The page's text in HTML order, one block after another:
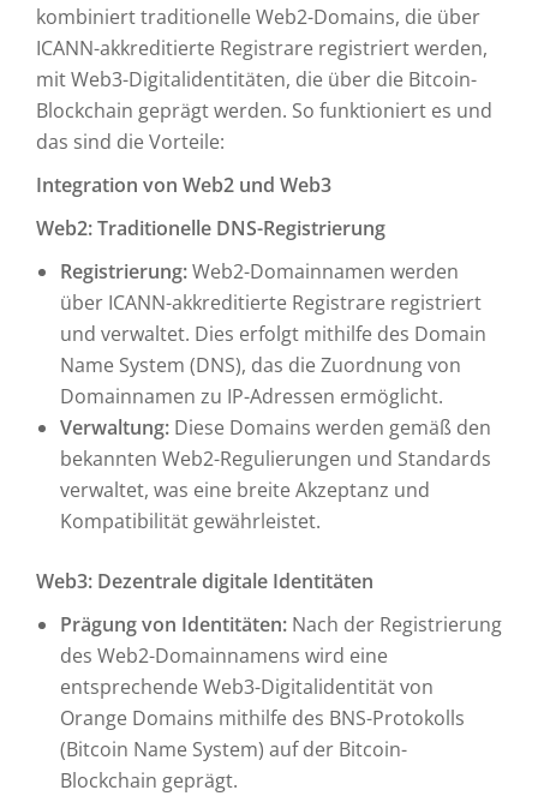
kombiniert traditionelle Web2-Domains, die über
ICANN-akkreditierte Registrare registriert werden,
mit Web3-Digitalidentitäten, die über die Bitcoin-
Blockchain geprägt werden. So funktioniert es und
das sind die Vorteile:
Integration von Web2 und Web3
Web2: Traditionelle DNS-Registrierung
Registrierung:Web2-Domainnamen werden
über ICANN-akkreditierte Registrare registriert
und verwaltet. Dies erfolgt mithilfe des Domain
Name System (DNS), das die Zuordnung von
Domainnamen zu IP-Adressen ermöglicht.
Verwaltung: Diese Domains werden gemäß den
bekannten Web2-Regulierungen und Standards
verwaltet, was eine breite Akzeptanz und
Kompatibilität gewährleistet.
Web3: Dezentrale digitale Identitäten
Prägung von Identitäten: Nach der Registrierung
des Web2-Domainnamens wird eine
entsprechende Web3-Digitalidentität von
Orange Domains mithilfe des BNS-Protokolls
(Bitcoin Name System) auf der Bitcoin-
Blockchain geprägt.